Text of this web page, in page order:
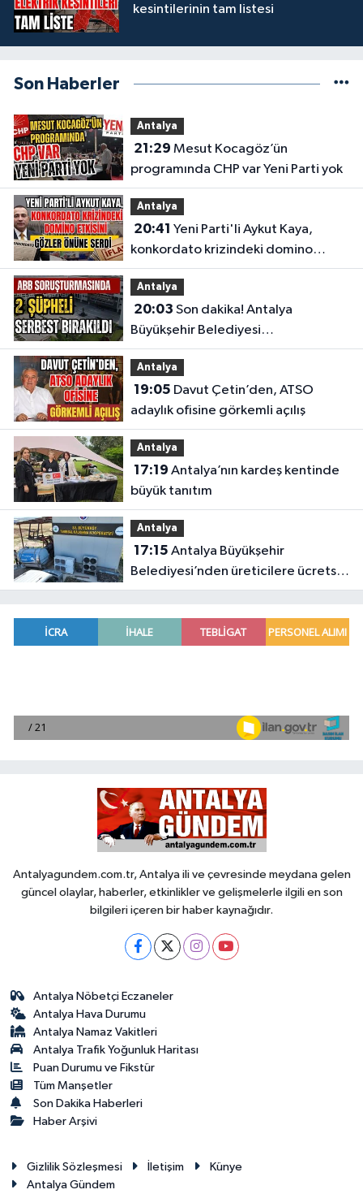
kesintilerinin tam listesi
Son Haberler
Antalya
21:29
programında CHP var Yeni Parti yok
Antalya
20:41
konkordato krizindeki domino
etkisini gözler önüne serdi
Antalya
20:03
Büyükşehir Belediyesi
soruşturmasında 2 şüpheli serbest
bırakıldı
Antalya
19:05
adaylık ofisine görkemli açılış
Antalya
17:19
büyük tanıtım
Antalya
17:15
Belediyesi’nden üreticilere ücretsiz
destek
Antalyagundem.com.tr, Antalya ili ve çevresinde meydana gelen
güncel olaylar, haberler, etkinlikler ve gelişmelerle ilgili en son
bilgileri içeren bir haber kaynağıdır.
Antalya Nöbetçi Eczaneler
Antalya Hava Durumu
Antalya Namaz Vakitleri
Antalya Trafik Yoğunluk Haritası
Puan Durumu ve Fikstür
Tüm Manşetler
Son Dakika Haberleri
Haber Arşivi
Gizlilik Sözleşmesi İletişim
Künye
Antalya Gündem